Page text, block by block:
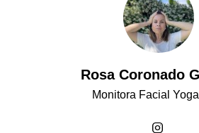
Rosa Coronado
Monitora Facial